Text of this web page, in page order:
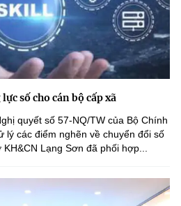
số cho cán bộ cấp xã
quyết số 57-NQ/TW của Bộ Chính
lý các điểm nghẽn về chuyển đổi số
Lạng Sơn đã phối hợp...